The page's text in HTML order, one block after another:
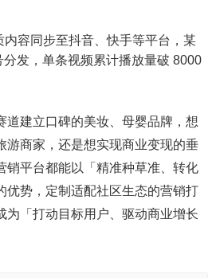
内容同步至抖音、快手等平台，某
发，单条视频累计播放量破 8000
道建立口碑的美妆、母婴品牌，想
游商家，还是想实现商业变现的垂
销平台都能以「精准种草准、转化
优势，定制适配社区生态的营销打
为「打动目标用户、驱动商业增长